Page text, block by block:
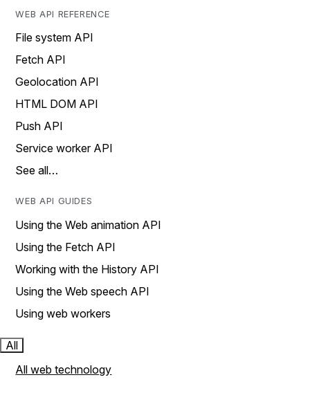
WEB API REFERENCE
File system API
Fetch API
Geolocation API
HTML DOM API
Push API
Service worker API
See all…
WEB API GUIDES
Using the Web animation API
Using the Fetch API
Working with the History API
Using the Web speech API
Using web workers
All
All web technology